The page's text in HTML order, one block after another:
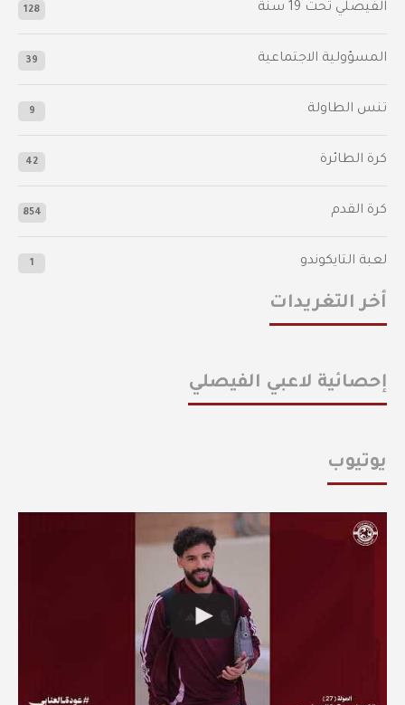
الفيصلي‬⁩ تحت 19 سنة 128
المسؤولية الاجتماعية 39
تنس الطاولة 9
كرة الطائرة 42
كرة القدم 854
لعبة التايكوندو 1
أخر التغريدات
إحصائية لاعبي الفيصلي
يوتيوب